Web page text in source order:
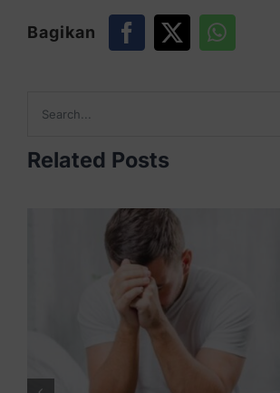
Bagikan
for:
Related Posts